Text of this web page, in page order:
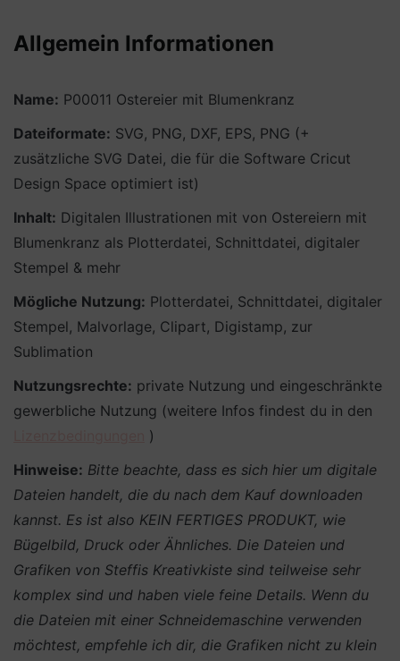
Allgemein Informationen
Name: P00011 Ostereier mit Blumenkranz
Dateiformate: SVG, PNG, DXF, EPS, PNG (+
zusätzliche SVG Datei, die für die Software Cricut
Design Space optimiert ist)
Inhalt: Digitalen Illustrationen mit von Ostereiern mit
Blumenkranz als Plotterdatei, Schnittdatei, digitaler
Stempel & mehr
Mögliche Nutzung: Plotterdatei, Schnittdatei, digitaler
Stempel, Malvorlage, Clipart, Digistamp, zur
Sublimation
Nutzungsrechte: private Nutzung und eingeschränkte
gewerbliche Nutzung (weitere Infos findest du in den
)
Hinweise: Bitte beachte, dass es sich hier um digitale
Dateien handelt, die du nach dem Kauf downloaden
kannst. Es ist also KEIN FERTIGES PRODUKT, wie
Bügelbild, Druck oder Ähnliches. Die Dateien und
Grafiken von Steffis Kreativkiste sind teilweise sehr
komplex sind und haben viele feine Details. Wenn du
die Dateien mit einer Schneidemaschine verwenden
möchtest, empfehle ich dir, die Grafiken nicht zu klein